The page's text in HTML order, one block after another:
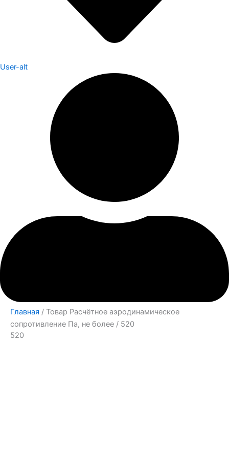
User-alt
Главная / Товар Расчётное аэродинамическое
сопротивление Па, не более / 520
520